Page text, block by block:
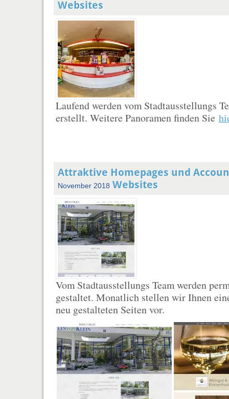
Websites
Laufend werden vom Stadtausstellungs
erstellt. Weitere Panoramen finden Sie
Attraktive Homepages und
November 2018 Websites
Vom Stadtausstellungs Team werden
gestaltet. Monatlich stellen wir Ihnen
neu gestalteten Seiten vor.